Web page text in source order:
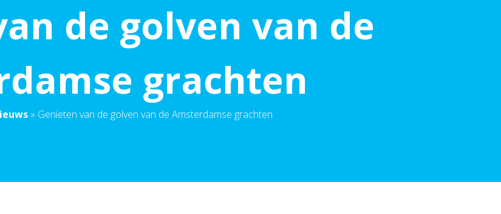
de golven van de
grachten
» Genieten van de golven van de Amsterdamse grachten